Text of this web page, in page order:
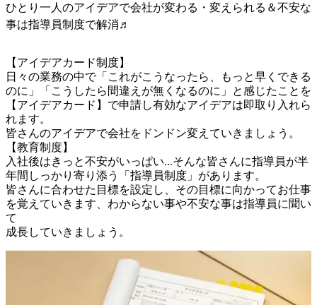
ひとり一人のアイデアで会社が変わる・変えられる＆不安な
事は指導員制度で解消♬
【アイデアカード制度】
日々の業務の中で「これがこうなったら、もっと早くできる
のに」「こうしたら間違えが無くなるのに」と感じたことを
【アイデアカード】で申請し有効なアイデアは即取り入れら
れます。
皆さんのアイデアで会社をドンドン変えていきましょう。
【教育制度】
入社後はきっと不安がいっぱい...そんな皆さんに指導員が半
年間しっかり寄り添う「指導員制度」があります。
皆さんに合わせた目標を設定し、その目標に向かってお仕事
を覚えていきます、わからない事や不安な事は指導員に聞い
て
成長していきましょう。